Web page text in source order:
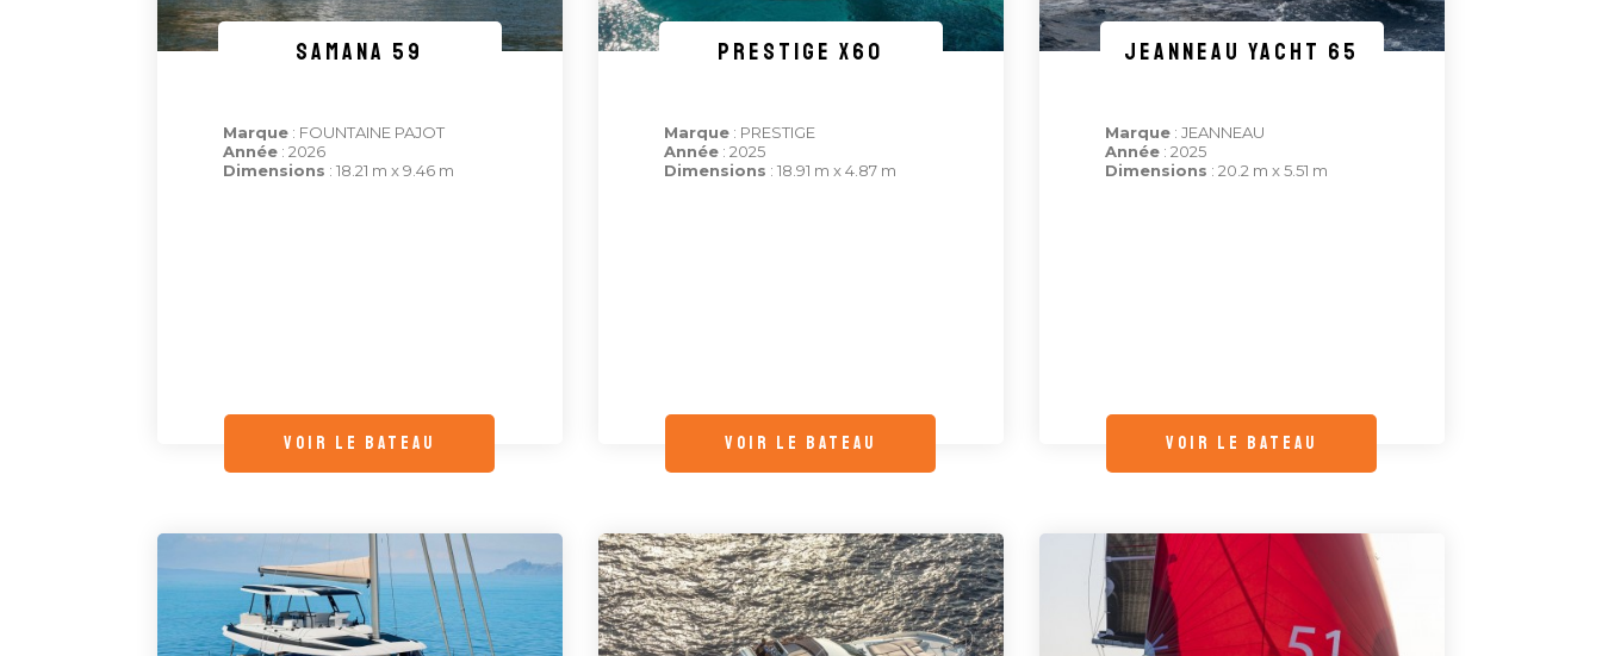
SAMANA 59
Marque : FOUNTAINE PAJOT
Année : 2026
Dimensions : 18.21 m x 9.46 m
voir le bateau
PRESTIGE X60
Marque: PRESTIGE
Année: 2025
Dimensions : 18.91 m x 4.87 m
voir le bateau
JEANNEAU YACHT 65
Marque: JEANNEAU
Année: 2025
Dimensions : 20.2 m x 5.51 m
voir le bateau